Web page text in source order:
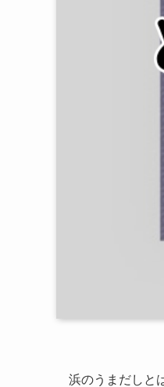
浜のうまだしと